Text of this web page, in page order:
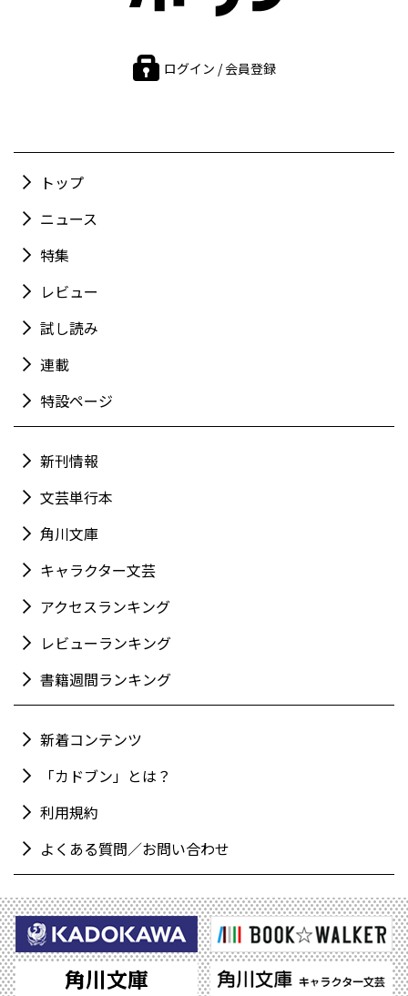
ログイン / 会員登録
トップ
ニュース
特集
レビュー
試し読み
連載
特設ページ
新刊情報
文芸単行本
角川文庫
キャラクター文芸
アクセスランキング
レビューランキング
書籍週間ランキング
新着コンテンツ
「カドブン」とは？
利用規約
よくある質問／お問い合わせ